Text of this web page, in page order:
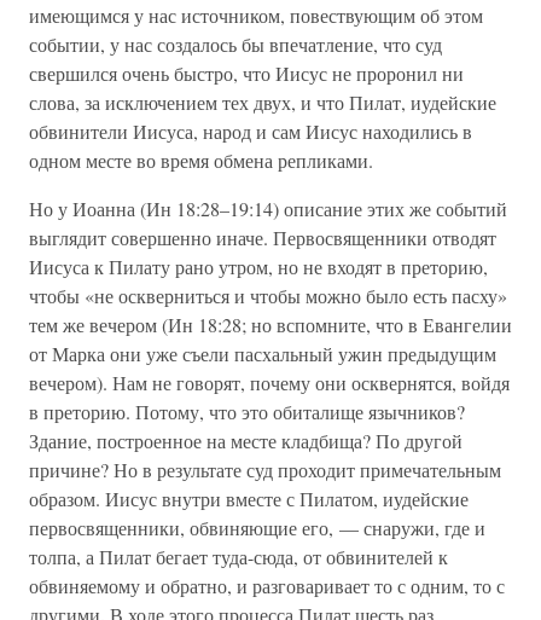
имеющимся у нас источником, повествующим об этом
событии, у нас создалось бы впечатление, что суд
свершился очень быстро, что Иисус не проронил ни
слова, за исключением тех двух, и что Пилат, иудейские
обвинители Иисуса, народ и сам Иисус находились в
одном месте во время обмена репликами.
Но у Иоанна (Ин 18:28–19:14) описание этих же событий
выглядит совершенно иначе. Первосвященники отводят
Иисуса к Пилату рано утром, но не входят в преторию,
чтобы «не оскверниться и чтобы можно было есть пасху»
тем же вечером (Ин 18:28; но вспомните, что в Евангелии
от Марка они уже съели пасхальный ужин предыдущим
вечером). Нам не говорят, почему они осквернятся, войдя
в преторию. Потому, что это обиталище язычников?
Здание, построенное на месте кладбища? По другой
причине? Но в результате суд проходит примечательным
образом. Иисус внутри вместе с Пилатом, иудейские
первосвященники, обвиняющие его, — снаружи, где и
толпа, а Пилат бегает туда-сюда, от обвинителей к
обвиняемому и обратно, и разговаривает то с одним, то с
другими. В ходе этого процесса Пилат шесть раз